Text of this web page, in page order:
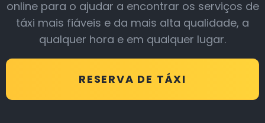
online para o ajudar a encontrar os serviços de
táxi mais fiáveis e da mais alta qualidade, a
qualquer hora e em qualquer lugar.
RESERVA DE TÁXI